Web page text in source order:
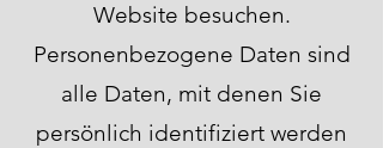
Website besuchen.
Personenbezogene Daten sind
alle Daten, mit denen Sie
persönlich identifiziert werden